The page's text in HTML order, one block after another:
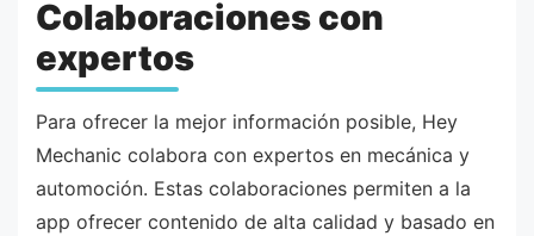
Colaboraciones con
expertos
Para ofrecer la mejor información posible, Hey
Mechanic colabora con expertos en mecánica y
automoción. Estas colaboraciones permiten a la
app ofrecer contenido de alta calidad y basado en